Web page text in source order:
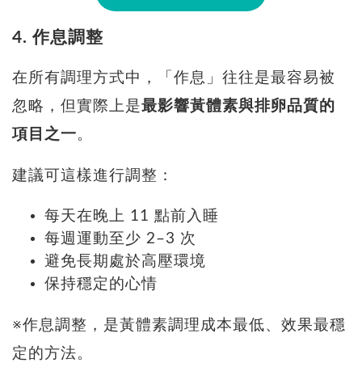
4. 作息調整
在所有調理方式中，「作息」往往是最容易被
忽略，但實際上是最影響黃體素與排卵品質的
項目之一。
建議可這樣進行調整：
每天在晚上 11 點前入睡
每週運動至少 2–3 次
避免長期處於高壓環境
保持穩定的心情
※作息調整，是黃體素調理成本最低、效果最穩
定的方法。